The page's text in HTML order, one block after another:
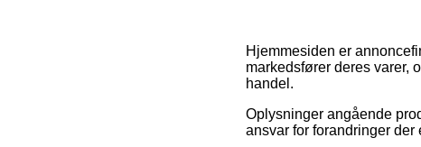
Hjemmesiden er
markedsfører deres varer,
handel.
Oplysninger angående
ansvar for forandringer